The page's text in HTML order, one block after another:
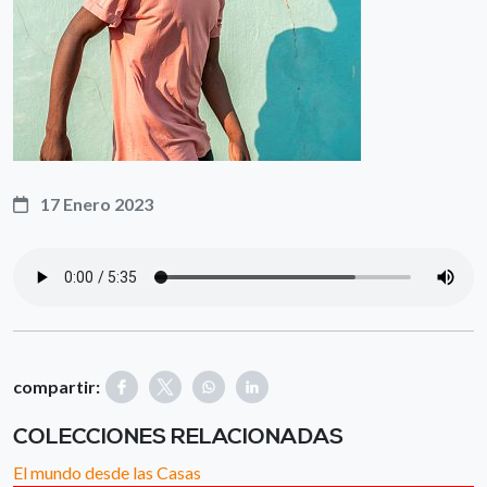
17 Enero 2023
compartir:
COLECCIONES RELACIONADAS
El mundo desde las Casas